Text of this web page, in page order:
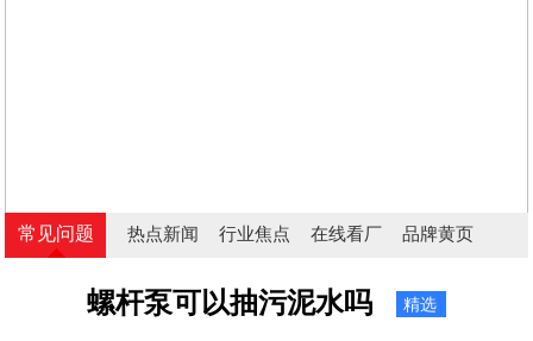
常见问题 热点新闻 行业焦点 在线看厂 品牌黄页
螺杆泵可以抽污泥水吗 精选